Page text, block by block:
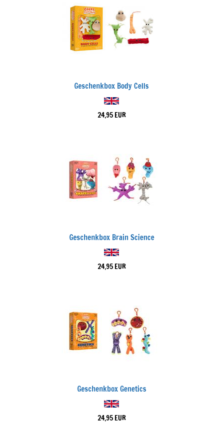
Geschenkbox Body Cells
24,95 EUR
Geschenkbox Brain Science
24,95 EUR
Geschenkbox Genetics
24,95 EUR